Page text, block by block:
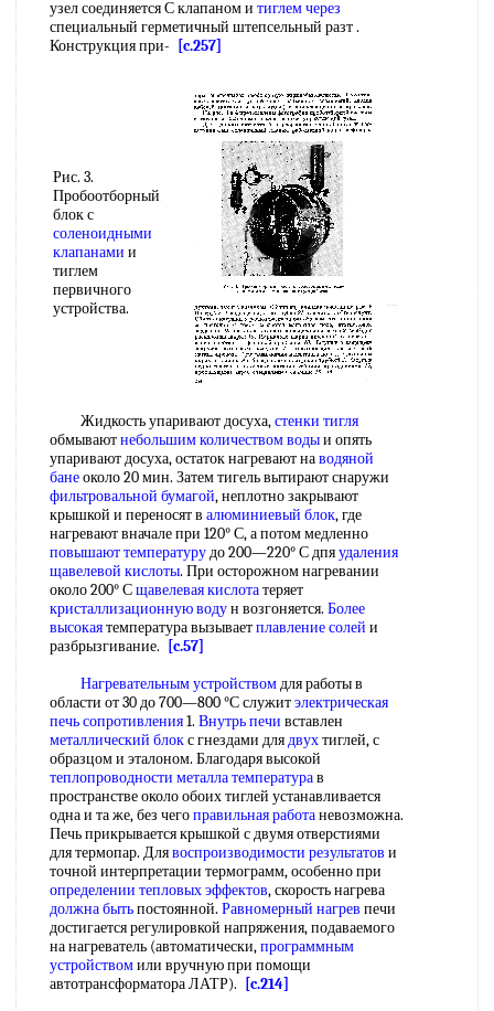
узел соединяется С клапаном и тиглем через
специальный герметичный штепсельный разт .
Конструкция при-
[c.257]
Рис. 3.
Пробоотборный
блок с
соленоидными
клапанами и
тиглем
первичного
устройства.
Жидкость упаривают досуха,стенки тигля
обмываютнебольшим количеством водыи опять
упаривают досуха, остаток нагревают наводяной
банеоколо 20 мин. Затем тигель вытирают снаружи
фильтровальной бумагой, неплотно закрывают
крышкой и переносят в алюминиевый блок, где
нагревают вначале при 120° С, а потом медленно
повышают температурудо 200—220° С дпяудаления
щавелевой кислоты. При осторожном нагревании
около 200° Сщавелевая кислотатеряет
кристаллизационную водун возгоняется. Более
высокаятемпература вызываетплавление солей и
разбрызгивание.
[c.57]
Нагревательным устройствомдля работы в
области от 30 до 700—800 °С служитэлектрическая
печь сопротивления1. Внутрь печи вставлен
металлический блокс гнездами длядвухтиглей, с
образцом и эталоном. Благодаря высокой
теплопроводности металла температурав
пространстве около обоих тиглей устанавливается
одна и та же, без чегоправильная работаневозможна.
Печь прикрывается крышкой с двумя отверстиями
для термопар. Длявоспроизводимости результатов и
точной интерпретации термограмм, особенно при
определении тепловых эффектов, скорость нагрева
должна бытьпостоянной. Равномерный нагрев печи
достигается регулировкой напряжения, подаваемого
на нагреватель (автоматически,программным
устройствомили вручную при помощи
автотрансформатора ЛАТР).
[c.214]